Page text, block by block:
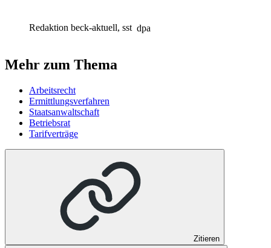
Redaktion beck-aktuell, sst dpa
Mehr zum Thema
Arbeitsrecht
Ermittlungsverfahren
Staatsanwaltschaft
Betriebsrat
Tarifverträge
Zitieren